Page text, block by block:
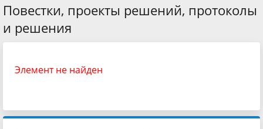
Повестки, проекты решений, протоколы
и решения
Элемент не найден